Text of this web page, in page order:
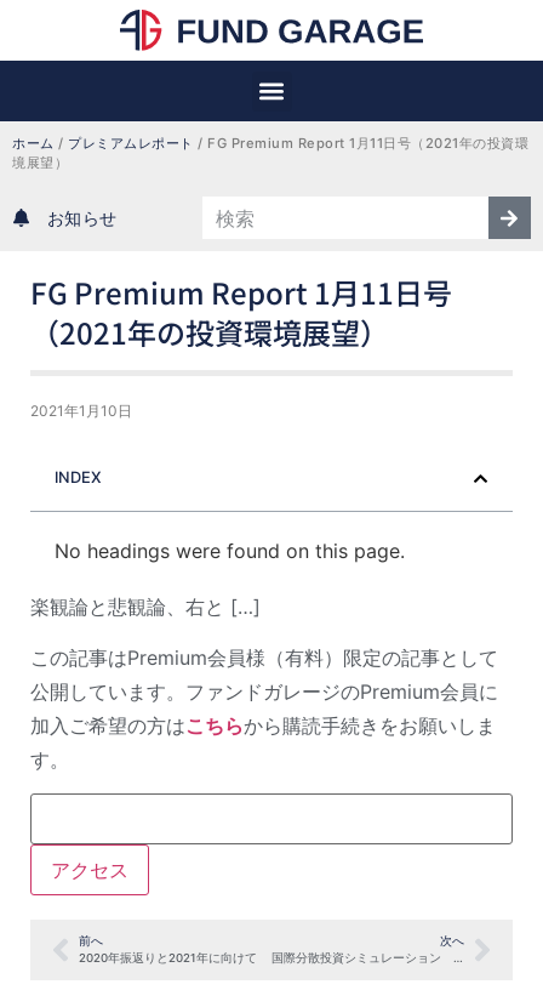
ホーム / プレミアムレポート / FG Premium Report 1月11日号（2021年の投資環
境展望）
お知らせ
FG Premium Report 1月11日号
（2021年の投資環境展望）
2021年1月10日
INDEX
No headings were found on this page.
楽観論と悲観論、右と […]
この記事はPremium会員様（有料）限定の記事として
公開しています。ファンドガレージのPremium会員に
加入ご希望の方はこちらから購読手続きをお願いしま
す。
前へ
2020年振返りと2021年に向けて
次へ
国際分散投資シミュレーション 2020年12月末＜プレミアムレポート1月11日号の一部抜粋付き＞